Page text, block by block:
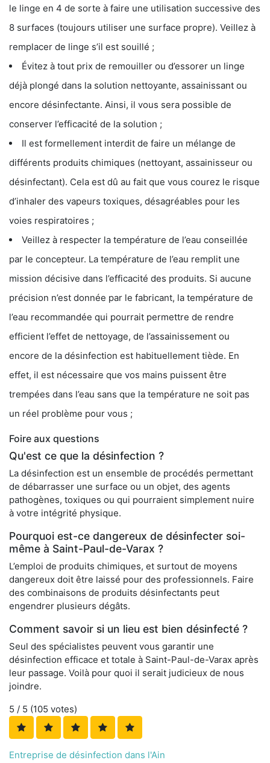
le linge en 4 de sorte à faire une utilisation successive des
8 surfaces (toujours utiliser une surface propre). Veillez à
remplacer de linge s’il est souillé ;
Évitez à tout prix de remouiller ou d’essorer un linge
déjà plongé dans la solution nettoyante, assainissant ou
encore désinfectante. Ainsi, il vous sera possible de
conserver l’efficacité de la solution ;
Il est formellement interdit de faire un mélange de
différents produits chimiques (nettoyant, assainisseur ou
désinfectant). Cela est dû au fait que vous courez le risque
d’inhaler des vapeurs toxiques, désagréables pour les
voies respiratoires ;
Veillez à respecter la température de l’eau conseillée
par le concepteur. La température de l’eau remplit une
mission décisive dans l’efficacité des produits. Si aucune
précision n’est donnée par le fabricant, la température de
l’eau recommandée qui pourrait permettre de rendre
efficient l’effet de nettoyage, de l’assainissement ou
encore de la désinfection est habituellement tiède. En
effet, il est nécessaire que vos mains puissent être
trempées dans l’eau sans que la température ne soit pas
un réel problème pour vous ;
Foire aux questions
Qu'est ce que la désinfection ?
La désinfection est un ensemble de procédés permettant
de débarrasser une surface ou un objet, des agents
pathogènes, toxiques ou qui pourraient simplement nuire
à votre intégrité physique.
Pourquoi est-ce dangereux de désinfecter soi-
même à Saint-Paul-de-Varax ?
L’emploi de produits chimiques, et surtout de moyens
dangereux doit être laissé pour des professionnels. Faire
des combinaisons de produits désinfectants peut
engendrer plusieurs dégâts.
Comment savoir si un lieu est bien désinfecté ?
Seul des spécialistes peuvent vous garantir une
désinfection efficace et totale à Saint-Paul-de-Varax après
leur passage. Voilà pour quoi il serait judicieux de nous
joindre.
5 / 5 (105 votes)
Entreprise de désinfection dans l'Ain